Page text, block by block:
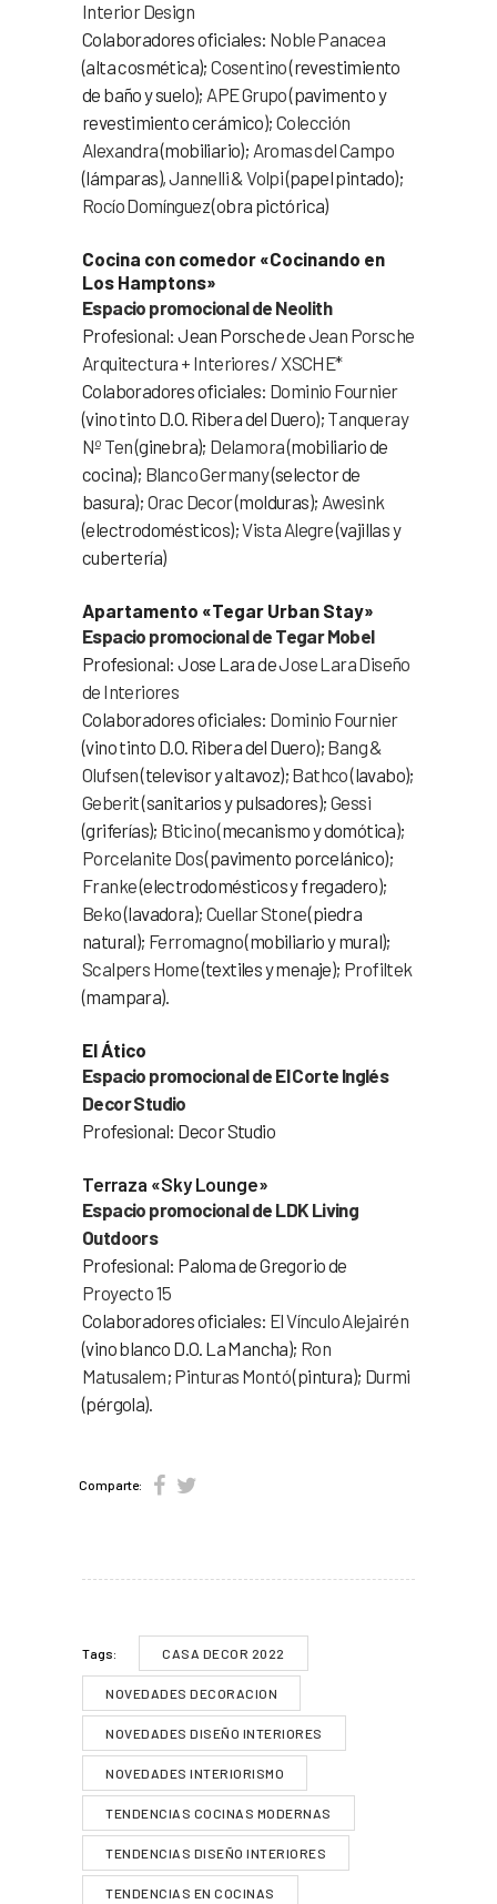
Interior Design
Colaboradores oficiales: Noble Panacea
(alta cosmética);Cosentino(revestimiento
de baño y suelo); APE Grupo(pavimento y
revestimiento cerámico); Colección
Alexandra(mobiliario); Aromas del Campo
(lámparas),Jannelli & Volpi(papel pintado);
Rocío Domínguez(obra pictórica)
Cocina con comedor «Cocinando en
Los Hamptons»
Espacio promocional de Neolith
Profesional: Jean Porsche deJean Porsche
Arquitectura + Interiores / XSCHE*
Colaboradores oficiales: Dominio Fournier
(vino tinto D.O. Ribera del Duero); Tanqueray
Nº Ten(ginebra); Delamora(mobiliario de
cocina); Blanco Germany(selector de
basura); Orac Decor(molduras); Awesink
(electrodomésticos);Vista Alegre(vajillas y
cubertería)
Apartamento «Tegar Urban Stay»
Espacio promocional de Tegar Mobel
Profesional: Jose Lara deJose Lara Diseño
de Interiores
Colaboradores oficiales: Dominio Fournier
(vino tinto D.O. Ribera del Duero); Bang &
Olufsen(televisor y altavoz); Bathco(lavabo);
Geberit(sanitarios y pulsadores);Gessi
(griferías); Bticino(mecanismo y domótica);
Porcelanite Dos(pavimento porcelánico);
Franke(electrodomésticos y fregadero);
Beko(lavadora); Cuellar Stone(piedra
natural); Ferromagno(mobiliario y mural);
Scalpers Home(textiles y menaje); Profiltek
(mampara).
El Ático
Espacio promocional de El Corte Inglés
Decor Studio
Profesional: Decor Studio
Terraza «Sky Lounge»
Espacio promocional de LDK Living
Outdoors
Profesional: Paloma de Gregorio de
Proyecto 15
Colaboradores oficiales: El Vínculo Alejairén
(vino blanco D.O. La Mancha); Ron
Matusalem; Pinturas Montó(pintura); Durmi
(pérgola).
Comparte:
Tags: CASA DECOR 2022
NOVEDADES DECORACION
NOVEDADES DISEÑO INTERIORES
NOVEDADES INTERIORISMO
TENDENCIAS COCINAS MODERNAS
TENDENCIAS DISEÑO INTERIORES
TENDENCIAS EN COCINAS